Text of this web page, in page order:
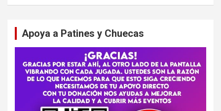
Apoya a Patines y Chuecas